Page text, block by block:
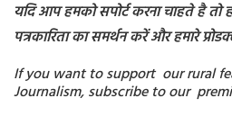
यदि आप हमको सपोर्ट करना चाहते है तो
पत्रकारिता का समर्थन करें और हमारे
If you want to support our rural
Journalism, subscribe to our